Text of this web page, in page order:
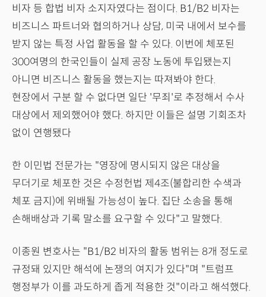
비자 등 합법 비자 소지자였다는 점이다. B1/B2 비자는
비즈니스 파트너와 협의하거나 상담, 미국 내에서 보수를
받지 않는 특정 사업 활동을 할 수 있다. 이번에 체포된
300여명의 한국인들이 실제 공장 노동에 투입됐는지
아니면 비즈니스 활동을 했는지는 따져봐야 한다.
현장에서 구분 할 수 없다면 일단 '무죄'로 추정해서 수사
대상에서 제외했어야 했다. 하지만 이들은 설명 기회조차
없이 연행됐다
한 이민법 전문가는 "영장에 명시되지 않은 대상을
무더기로 체포한 것은 수정헌법 제4조(불합리한 수색과
체포 금지)에 위배될 가능성이 높다. 집단 소송을 통해
손해배상과 기록 말소를 요구할 수 있다"고 말했다.
이종원 변호사는 "B1/B2 비자의 활동 범위는 8개 정도로
규정돼 있지만 해석에 논쟁의 여지가 있다"며 "트럼프
행정부가 이를 과도하게 좁게 적용한 것"이라고 해석했다.